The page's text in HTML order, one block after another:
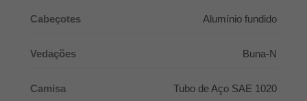
Cabeçotes Alumínio fundido
Vedações Buna-N
Camisa Tubo de Aço SAE 1020